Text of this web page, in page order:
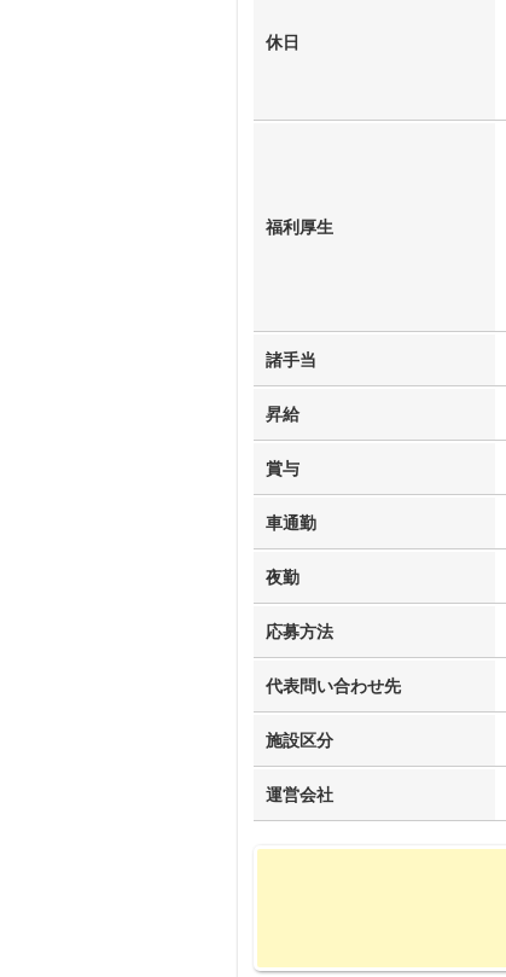
休日
福利厚生
諸手当
昇給
賞与
車通勤
夜勤
応募方法
代表問い合わせ先
施設区分
運営会社